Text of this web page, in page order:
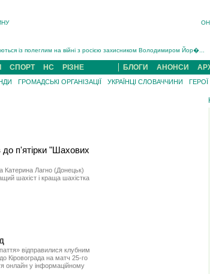
із полеглим на війні з росією захисником Володимиром Йор�...
попрощаються із захисником Богданом Югасом, який два роки �...
захисника із Нанкова на Хустщині Юліана Гербея (ФОТО)[/gree...
з Виноградова Ігнат Роздяловський (ФОТО)...
СПОРТ НС РІЗНЕ БЛОГИ АНОНСИ
ГРОМАДСЬКІ ОРГАНІЗАЦІЇ УКРАЇНЦІ СЛОВАЧЧИНИ
п'ятірки "Шахових
Катерина Лагно (Донецьк)
шахіст і краща шахістка
відправилися клубним
Кіровограда на матч 25-го
онлайн у інформаційному